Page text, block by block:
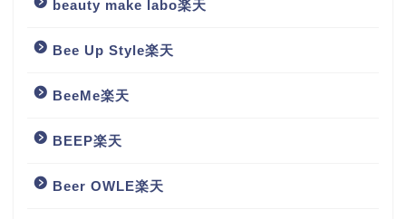
beauty make labo楽天
Bee Up Style楽天
BeeMe楽天
BEEP楽天
Beer OWLE楽天